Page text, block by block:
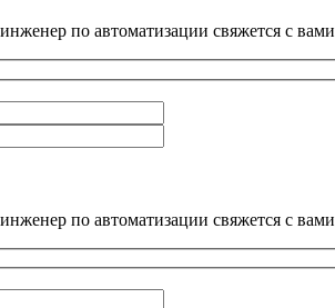
по автоматизации свяжется с вами
по автоматизации свяжется с вами